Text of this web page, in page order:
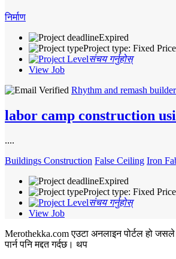
निर्माण
Expired
Project type: Fixed Price
संचय गर्नुहोस्
View Job
Rhythm and remash
labor camp construction
....
Buildings Construction False Ceiling Iron
Expired
Project type: Fixed Price
संचय गर्नुहोस्
View Job
Merothekka.com एउटा अनलाइन पोर्टल हो जसले
पार्न पनि मद्दत गर्दछ। थप